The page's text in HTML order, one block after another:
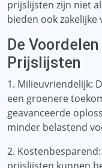
prijslijsten zijn niet
bieden ook zakelijke
De
Prijslijsten
1. Milieuvriendelijk:
een groenere
geavanceerde
minder belastend
2.